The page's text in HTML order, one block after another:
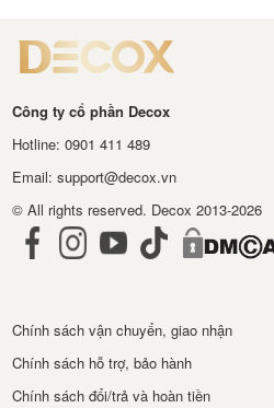
Công ty cổ phần Decox
Hotline: 0901 411 489
Email: support@decox.vn
© All rights reserved. Decox 2013-2026
Chính sách vận chuyển, giao nhận
Chính sách hỗ trợ, bảo hành
Chính sách đổi/trả và hoàn tiền